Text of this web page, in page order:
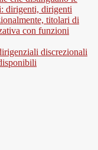
dirigenti, dirigenti
titolari di
con funzioni
discrezionali